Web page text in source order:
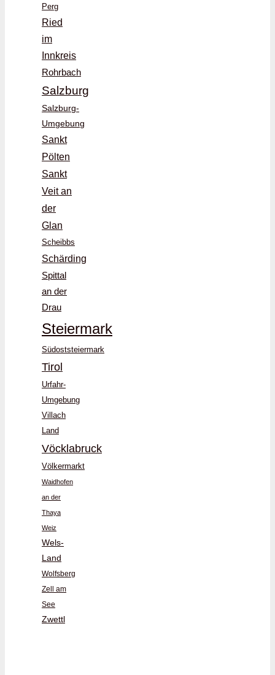
Perg
Ried
im
Innkreis
Rohrbach
Salzburg
Salzburg-
Umgebung
Sankt
Pölten
Sankt
Veit an
der
Glan
Scheibbs
Schärding
Spittal
an der
Drau
Steiermark
Südoststeiermark
Tirol
Urfahr-
Umgebung
Villach
Land
Vöcklabruck
Völkermarkt
Waidhofen
an der
Thaya
Weiz
Wels-
Land
Wolfsberg
Zell am
See
Zwettl